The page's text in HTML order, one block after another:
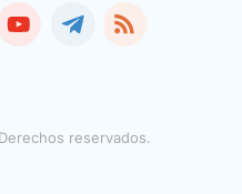
reservados.